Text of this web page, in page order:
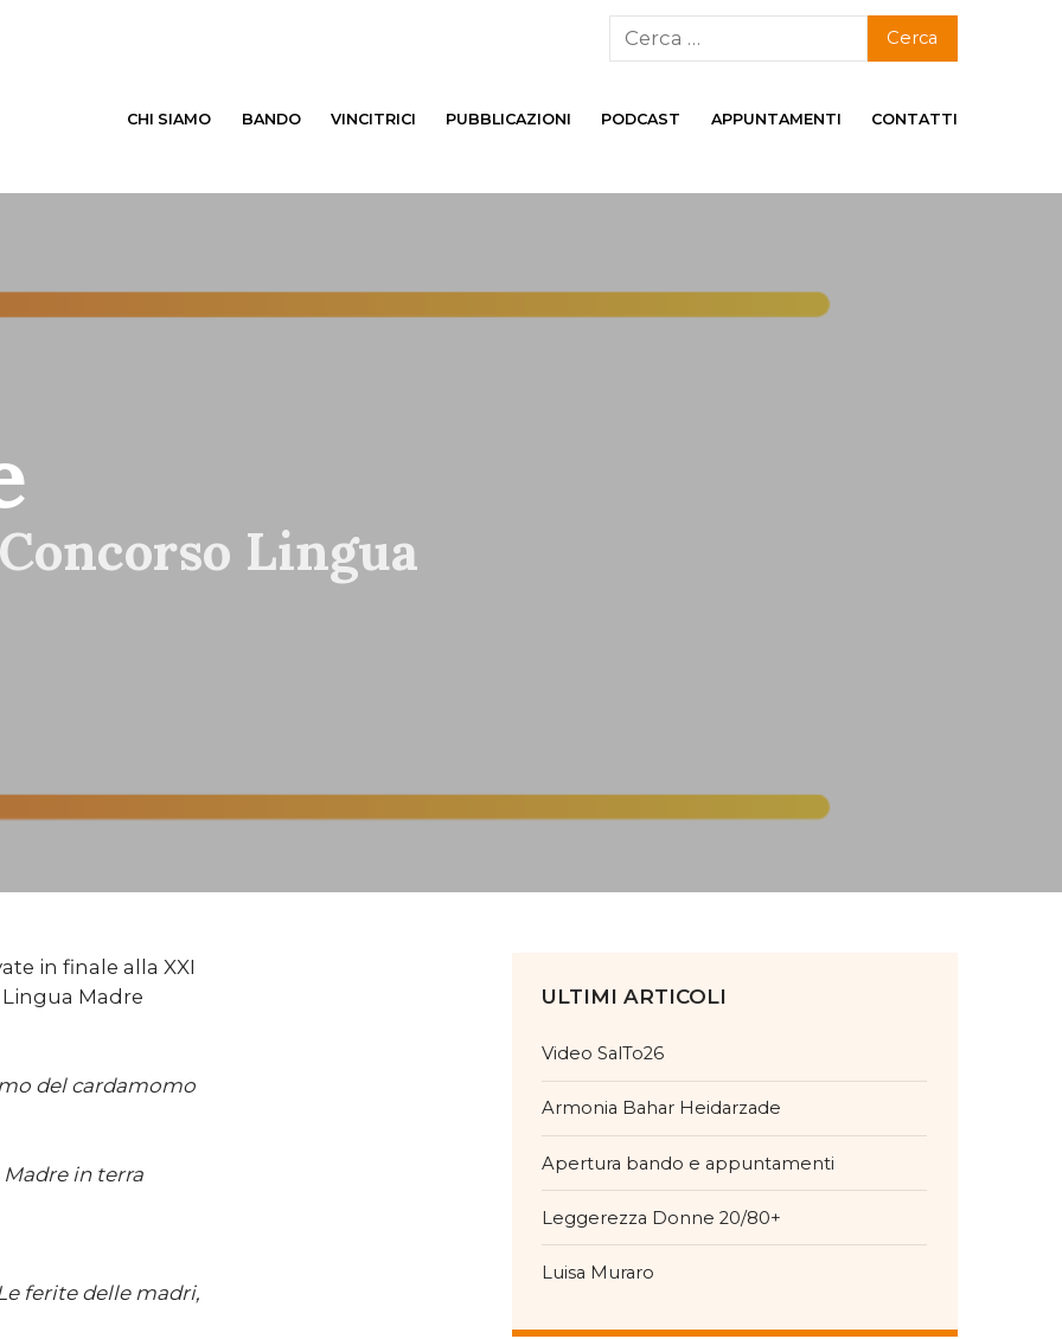
CHI SIAMO BANDO VINCITRICI PUBBLICAZIONI PODCAST APPUNTAMENTI CONTATTI
Lingua
in finale alla XXI
Madre
del cardamomo
Madre in terra
ferite delle madri,
ULTIMI ARTICOLI
Video SalTo26
Armonia Bahar Heidarzade
Apertura bando e appuntamenti
Leggerezza Donne 20/80+
Luisa Muraro